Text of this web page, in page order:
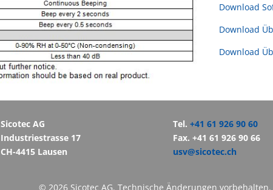
Download
Download
Download
Sicotec AG
Industriestrasse 17
CH-4415 Lausen
Tel. +41 61 926 90 60
Fax. +41 61 926 90 66
usv@sicotec.ch
© 2026 Sicotec AG. Technische Änderungen vorbehalten.